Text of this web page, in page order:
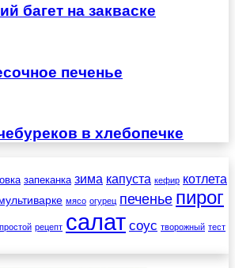
багет на закваске
печенье
в хлебопечке
запеканка зима капуста кефир котлета
мясо огурец печенье пирог
простой рецепт салат соус творожный тест